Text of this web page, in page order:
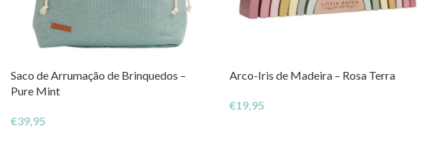
Saco de Arrumação de Brinquedos –
Pure Mint
€39,95
Arco-Iris de Madeira – Rosa Terra
€19,95